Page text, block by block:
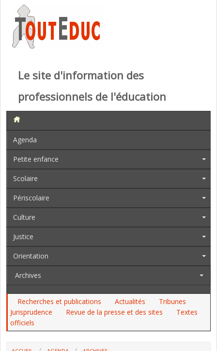
Le site d'information des
professionnels de l'éducation
Agenda
Petite enfance
Scolaire
Périscolaire
Culture
Justice
Orientation
Archives
Recherches et publications Actualités
Tribunes
Jurisprudence
Revue de la presse et des sites
Textes
officiels